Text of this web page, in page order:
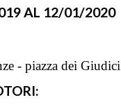
AL 12/01/2020
- piazza dei